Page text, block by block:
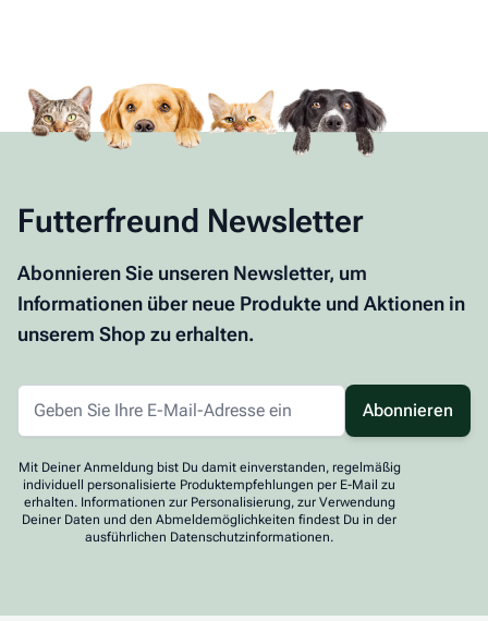
Futterfreund Newsletter
Abonnieren Sie unseren Newsletter, um
Informationen über neue Produkte und Aktionen in
unserem Shop zu erhalten.
Abonnieren
Mit Deiner Anmeldung bist Du damit einverstanden, regelmäßig
individuell personalisierte Produktempfehlungen per E-Mail zu
erhalten. Informationen zur Personalisierung, zur Verwendung
Deiner Daten und den Abmeldemöglichkeiten findest Du in der
ausführlichen Datenschutzinformationen.